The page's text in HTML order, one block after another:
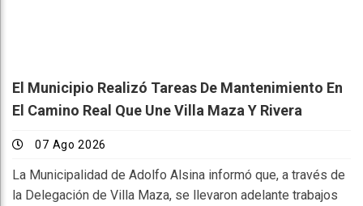
El Municipio Realizó Tareas De Mantenimiento En
El Camino Real Que Une Villa Maza Y Rivera
07 Ago 2026
La Municipalidad de Adolfo Alsina informó que, a través de
la Delegación de Villa Maza, se llevaron adelante trabajos